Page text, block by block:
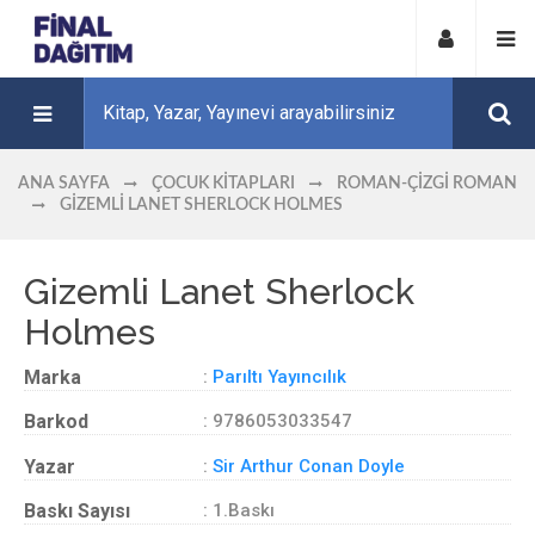
ANA SAYFA ÇOCUK KITAPLARI
ROMAN-ÇIZGI ROMAN
GIZEMLI LANET SHERLOCK HOLMES
Gizemli Lanet Sherlock
Holmes
Marka : Parıltı Yayıncılık
Barkod : 9786053033547
Yazar : Sir Arthur Conan Doyle
Baskı Sayısı : 1.Baskı